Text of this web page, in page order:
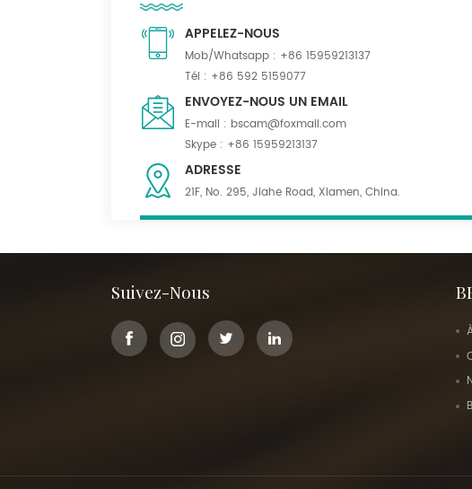
APPELEZ-NOUS
Mob/Whatsapp : +86 15959213137
Tél : +86 592 5159077
ENVOYEZ-NOUS UN EMAIL
E-mail : bscam@foxmail.com
Skype : +86 15959213137
ADRESSE
21F, No. 295, Jiahe Road, Xiamen, China.
Suivez-Nous